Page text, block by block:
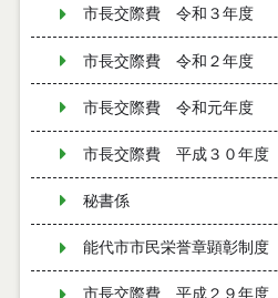
市長交際費 令和３年度
市長交際費 令和２年度
市長交際費 令和元年度
市長交際費 平成３０年度
秘書係
能代市市民栄誉章顕彰制度
市長交際費 平成２９年度